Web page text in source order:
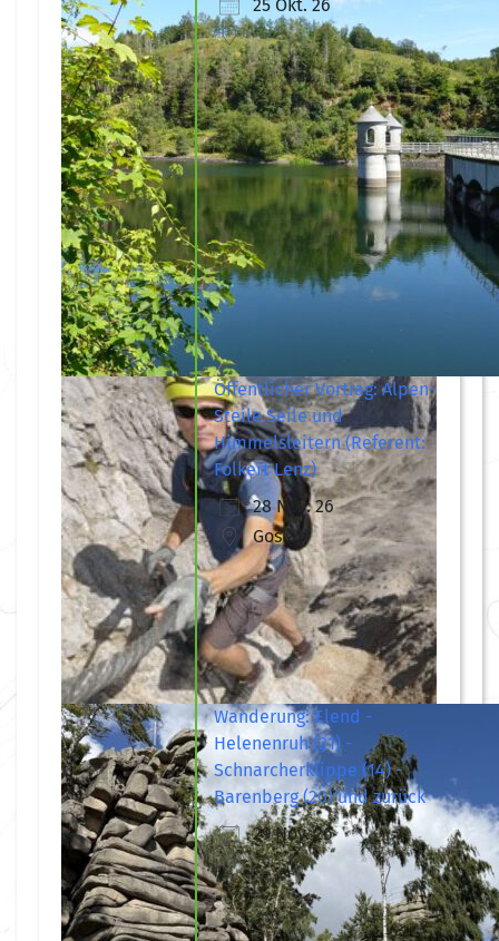
25 Okt. 26
Öffentlicher Vortrag: Alpen-
Steile Seile und
Himmelsleitern (Referent:
Folkert Lenz)
28 Nov. 26
Goslar
Wanderung: Elend -
Helenenruh (21) -
Schnarcherklippe (14) -
Barenberg (20) und zurück
29 Nov. 26